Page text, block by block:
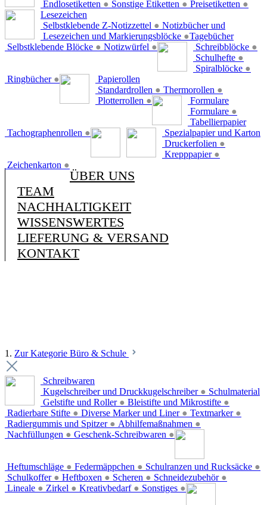
Endlosetiketten ● Sonstige Etiketten ● Preisetiketten ●
Lesezeichen
Selbstklebende Z-Notizzettel ●
Lesezeichen und Markierungsblöcke ●
Selbstklebende Blöcke ● Notizwürfel ●
Notizbücher und
Tagebücher
Schreibblöcke ●
Schulhefte ●
Spiralblöcke ●
Ringbücher ●
Papierollen
Standardrollen ● Thermorollen ●
Plotterrollen ●
Formulare
Formulare ●
Tachographenrollen ●
Tabellierpapier
Spezialpapier und Karton
Druckerfolien ●
Krepppapier ●
Zeichenkarton ●
ÜBER UNS
TEAM
NACHHALTIGKEIT
WISSENSWERTES
LIEFERUNG & VERSAND
KONTAKT
1. Zur Kategorie Büro & Schule
Schreibwaren
Kugelschreiber und Druckkugelschreiber ●
Gelstifte und Roller ● Bleistifte und Mikrostifte ●
Radierbare Stifte ● Diverse Marker und Liner ● Textmarker ●
Radiergummis und Spitzer ● Abhilfemaßnahmen ●
Nachfüllungen ● Geschenk-Schreibwaren ●
Schulmaterial
Heftumschläge ● Federmäppchen ● Schulranzen und Rucksäcke ●
Schulkoffer ● Heftboxen ● Scheren ● Schneidezubehör ●
Lineale ● Zirkel ● Kreativbedarf ● Sonstiges ●